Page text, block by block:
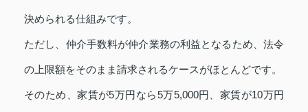
決められる仕組みです。
ただし、仲介手数料が仲介業務の利益となるため、法令
の上限額をそのまま請求されるケースがほとんどです。
そのため、家賃が5万円なら5万5,000円、家賃が10万円